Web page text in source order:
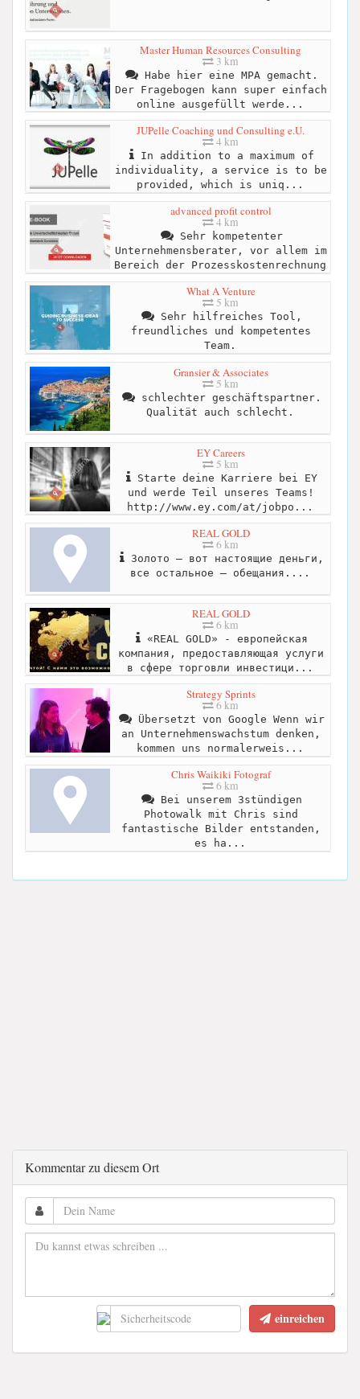
Master Human Resources Consulting
3 km
Habe hier eine MPA gemacht.
Der Fragebogen kann super einfach
online ausgefüllt werde...
JUPelle Coaching und Consulting e.U.
4 km
In addition to a maximum of
individuality, a service is to be
provided, which is uniq...
advanced profit control
4 km
Sehr kompetenter
Unternehmensberater, vor allem im
Bereich der Prozesskostenrechnung
What A Venture
5 km
Sehr hilfreiches Tool,
freundliches und kompetentes
Team.
Gransier & Associates
5 km
schlechter geschäftspartner.
Qualität auch schlecht.
EY Careers
5 km
Starte deine Karriere bei EY
und werde Teil unseres Teams!
http://www.ey.com/at/jobpo...
REAL GOLD
6 km
Золото – вот настоящие деньги,
все остальное – обещания....
REAL GOLD
6 km
«REAL GOLD» - европейская
компания, предоставляющая услуги
в сфере торговли инвестици...
Strategy Sprints
6 km
Übersetzt von Google Wenn wir
an Unternehmenswachstum denken,
kommen uns normalerweis...
Chris Waikiki Fotograf
6 km
Bei unserem 3stündigen
Photowalk mit Chris sind
fantastische Bilder entstanden,
es ha...
Kommentar zu diesem Ort
einreichen